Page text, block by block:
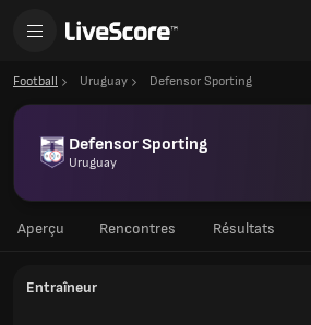
Football Uruguay Defensor Sporting
Defensor Sporting
Uruguay
Aperçu Rencontres Résultats
Entraîneur